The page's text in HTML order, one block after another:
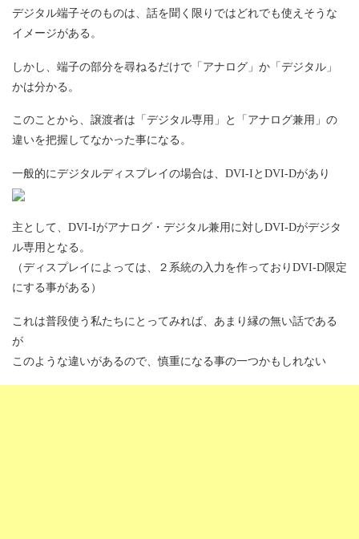
デジタル端子そのものは、話を聞く限りではどれでも使えそうな
イメージがある。
しかし、端子の部分を尋ねるだけで「アナログ」か「デジタル」
かは分かる。
このことから、譲渡者は「デジタル専用」と「アナログ兼用」の
違いを把握してなかった事になる。
一般的にデジタルディスプレイの場合は、DVI-IとDVI-Dがあり
主として、DVI-Iがアナログ・デジタル兼用に対しDVI-Dがデジタ
ル専用となる。
（ディスプレイによっては、２系統の入力を作っておりDVI-D限定
にする事がある）
これは普段使う私たちにとってみれば、あまり縁の無い話である
が
このような違いがあるので、慎重になる事の一つかもしれない